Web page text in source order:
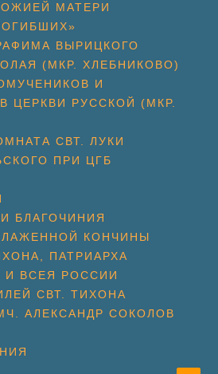
МАТЕРИ
ВЫРИЦКОГО
(МКР. ХЛЕБНИКОВО)
И
ЦЕРКВИ РУССКОЙ (МКР.
СВТ. ЛУКИ
ПРИ ЦГБ
БЛАГОЧИНИЯ
КОНЧИНЫ
ПАТРИАРХА
И ВСЕЯ РОССИИ
СВТ. ТИХОНА
АЛЕКСАНДР СОКОЛОВ